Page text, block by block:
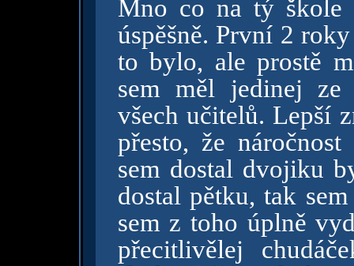
Mno co na tý škole
úspěšně. První 2
to bylo, ale prostě
sem měl jedinej
všech učitelů. Lepší
přesto, že
sem dostal dvojiku
dostal pětku, tak
sem z toho úplně
přecitlivělej